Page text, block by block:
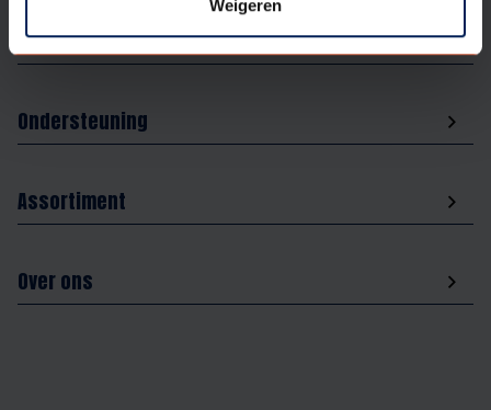
Weigeren
Aanbod
Ondersteuning
Assortiment
Over ons